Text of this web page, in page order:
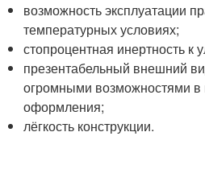
возможность эксплуатации
температурных условиях;
стопроцентная инертность к
презентабельный внешний
огромными возможностями в
оформления;
лёгкость конструкции.